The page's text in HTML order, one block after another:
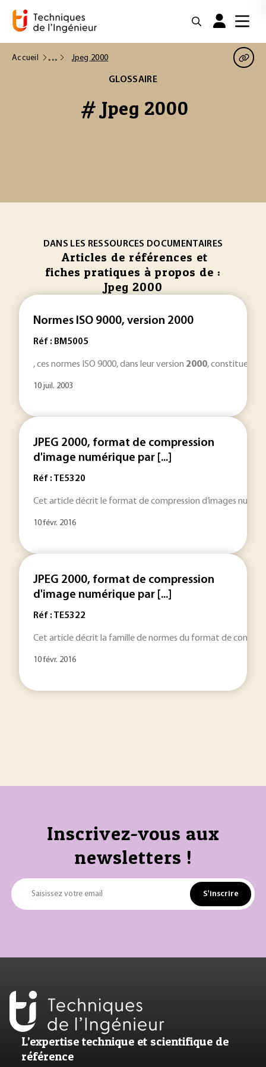
Accueil Jpeg 2000
GLOSSAIRE
# Jpeg 2000
DANS LES RESSOURCES DOCUMENTAIRES
Articles de références et
fiches pratiques à propos de :
Jpeg 2000
Normes ISO 9000, version 2000
Réf : BM5005
, ces normes ISO 9000, dans leur version 2000, constituent
10 juil. 2003
JPEG 2000, format de compression
d'image numérique par [...]
Réf : TE5320
Cet article décrit le format de compression d’images
10 févr. 2016
JPEG 2000, format de compression
d'image numérique par [...]
Réf : TE5322
Cet article décrit la famille de normes du format de
10 févr. 2016
Inscrivez-vous aux
newsletters !
Saisissez votre email S'inscrire
L’expertise technique et scientifique de
référence